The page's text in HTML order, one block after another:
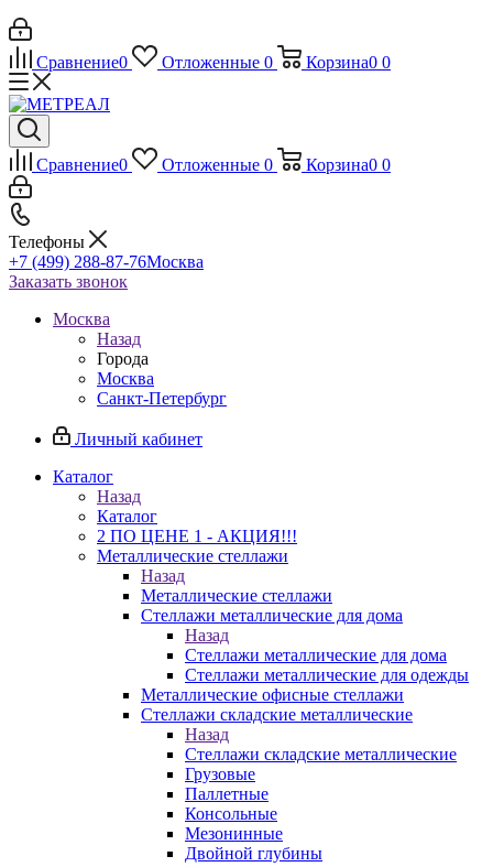
Сравнение0 Отложенные 0 Корзина0 0
Сравнение0 Отложенные 0 Корзина0 0
Телефоны
+7 (499) 288-87-76Москва
Заказать звонок
Москва
Назад
Города
Москва
Санкт-Петербург
Личный кабинет
Каталог
Назад
Каталог
2 ПО ЦЕНЕ 1 - АКЦИЯ!!!
Металлические стеллажи
Назад
Металлические стеллажи
Стеллажи металлические для дома
Назад
Стеллажи металлические для дома
Стеллажи металлические для одежды
Металлические офисные стеллажи
Стеллажи складские металлические
Назад
Стеллажи складские металлические
Грузовые
Паллетные
Консольные
Мезонинные
Двойной глубины